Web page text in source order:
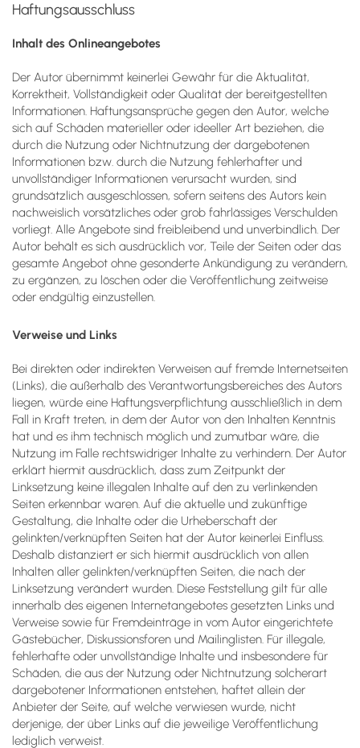
Haftungsausschluss
Inhalt des Onlineangebotes
Der Autor übernimmt keinerlei Gewähr für die Aktualität,
Korrektheit, Vollständigkeit oder Qualität der bereitgestellten
Informationen. Haftungsansprüche gegen den Autor, welche
sich auf Schäden materieller oder ideeller Art beziehen, die
durch die Nutzung oder Nichtnutzung der dargebotenen
Informationen bzw. durch die Nutzung fehlerhafter und
unvollständiger Informationen verursacht wurden, sind
grundsätzlich ausgeschlossen, sofern seitens des Autors kein
nachweislich vorsätzliches oder grob fahrlässiges Verschulden
vorliegt. Alle Angebote sind freibleibend und unverbindlich. Der
Autor behält es sich ausdrücklich vor, Teile der Seiten oder das
gesamte Angebot ohne gesonderte Ankündigung zu verändern,
zu ergänzen, zu löschen oder die Veröffentlichung zeitweise
oder endgültig einzustellen.
Verweise und Links
Bei direkten oder indirekten Verweisen auf fremde Internetseiten
(Links), die außerhalb des Verantwortungsbereiches des Autors
liegen, würde eine Haftungsverpflichtung ausschließlich in dem
Fall in Kraft treten, in dem der Autor von den Inhalten Kenntnis
hat und es ihm technisch möglich und zumutbar wäre, die
Nutzung im Falle rechtswidriger Inhalte zu verhindern. Der Autor
erklärt hiermit ausdrücklich, dass zum Zeitpunkt der
Linksetzung keine illegalen Inhalte auf den zu verlinkenden
Seiten erkennbar waren. Auf die aktuelle und zukünftige
Gestaltung, die Inhalte oder die Urheberschaft der
gelinkten/verknüpften Seiten hat der Autor keinerlei Einfluss.
Deshalb distanziert er sich hiermit ausdrücklich von allen
Inhalten aller gelinkten/verknüpften Seiten, die nach der
Linksetzung verändert wurden. Diese Feststellung gilt für alle
innerhalb des eigenen Internetangebotes gesetzten Links und
Verweise sowie für Fremdeinträge in vom Autor eingerichtete
Gästebücher, Diskussionsforen und Mailinglisten. Für illegale,
fehlerhafte oder unvollständige Inhalte und insbesondere für
Schäden, die aus der Nutzung oder Nichtnutzung solcherart
dargebotener Informationen entstehen, haftet allein der
Anbieter der Seite, auf welche verwiesen wurde, nicht
derjenige, der über Links auf die jeweilige Veröffentlichung
lediglich verweist.